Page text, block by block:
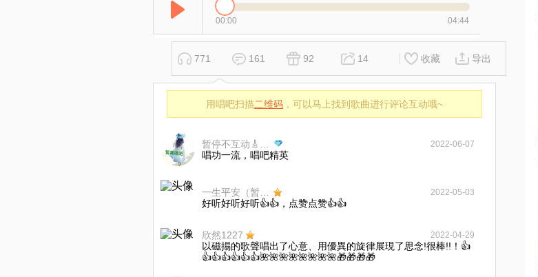
00:00 04:44
771 161 92 14 收藏 导出
用唱吧扫描二维码 ，可以马上找到歌曲进行评论互动哦~
2022-06-07
唱功一流，唱吧精英
2022-05-03
好听好听好听👍👍，点赞点赞👍👍
欣然1227 2022-04-29
以磁掦的歌聲唱出了心意、用優異的旋律展現了思念!很棒!!！👍
👍👍👍👍👍👍🌺🌺🌺🌺🌺🌺🌺🌺🎁🎁🎁🎁